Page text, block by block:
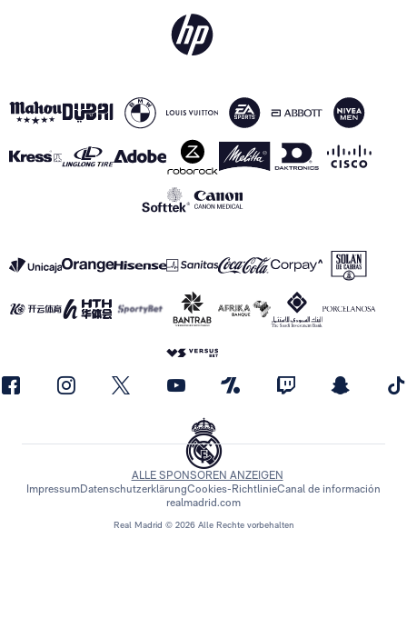
Real Madrid © 2026 Alle Rechte vorbehalten
ALLE SPONSOREN ANZEIGEN
ImpressumDatenschutzerklärungCookies-RichtlinieCanal de información
realmadrid.com